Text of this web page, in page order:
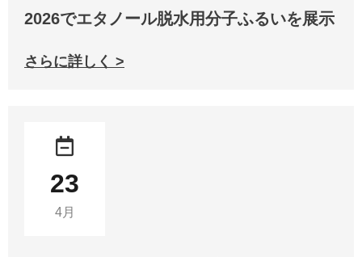
2026でエタノール脱水用分子ふるいを展示
さらに詳しく >
23
4月